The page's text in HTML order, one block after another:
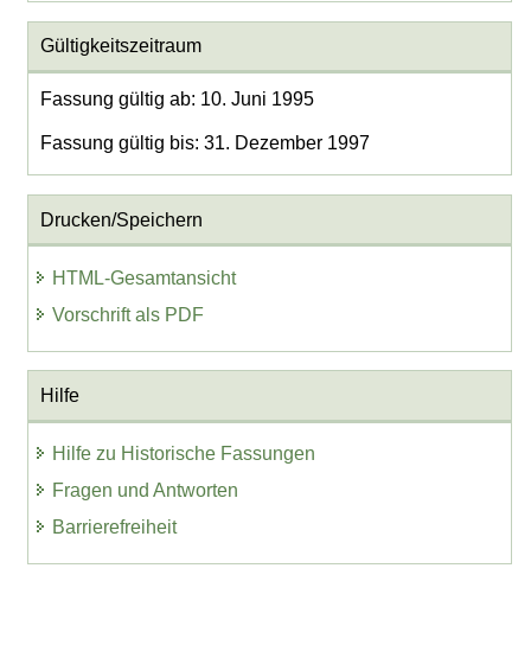
Gültigkeitszeitraum
Fassung gültig ab: 10. Juni 1995
Fassung gültig bis: 31. Dezember 1997
Drucken/Speichern
HTML-Gesamtansicht
Vorschrift als PDF
Hilfe
Hilfe zu Historische Fassungen
Fragen und Antworten
Barrierefreiheit